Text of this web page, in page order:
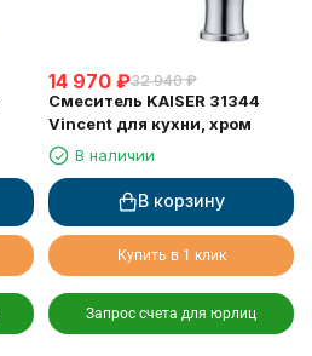
14 970 ₽32 940 ₽
Смеситель KAISER 31344
Vincent для кухни, хром
В наличии
В корзину
Купить в 1 клик
Запрос счета для юрлиц